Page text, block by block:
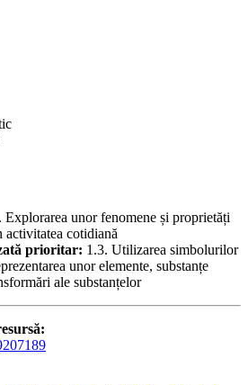
Explorarea unor fenomene și proprietăți
activitatea cotidiană
prioritar: 1.3. Utilizarea simbolurilor
unor elemente, substanțe
ale substanțelor